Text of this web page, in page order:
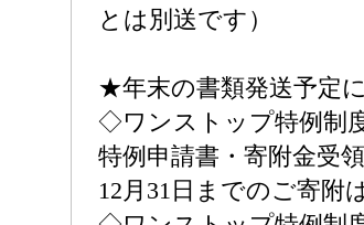
とは別送です）
★年末の書類発送予定
◇ワンストップ特例制
特例申請書・寄附金受領
12月31日までのご寄附